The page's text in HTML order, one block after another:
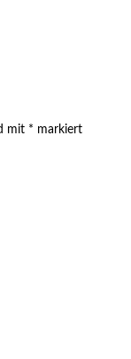
mit * markiert